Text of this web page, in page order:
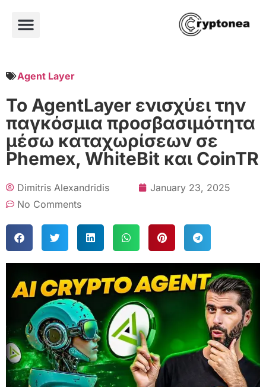
Agent Layer
Το AgentLayer ενισχύει την
παγκόσμια προσβασιμότητα
μέσω καταχωρίσεων σε
Phemex, WhiteBit και CoinTR
Dimitris Alexandridis
January 23, 2025
No Comments